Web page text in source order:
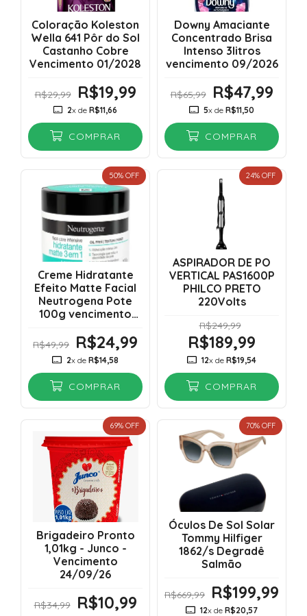
Coloração Koleston
Wella 641 Pôr do Sol
Castanho Cobre
Vencimento 01/2028
R$29,99 R$19,99
2x deR$11,66
COMPRAR
Downy Amaciante
Concentrado Brisa
Intenso 3litros
vencimento 09/2026
R$65,99 R$47,99
5x de R$11,50
COMPRAR
50% OFF
Creme Hidratante
Efeito Matte Facial
Neutrogena Pote
100g vencimento
R$49,99 R$24,99
2x de R$14,58
COMPRAR
24% OFF
ASPIRADOR DE PO
VERTICAL PAS1600P
PHILCO PRETO
220Volts
R$249,99
R$189,99
12x de R$19,54
COMPRAR
69% OFF
Brigadeiro Pronto
1,01kg - Junco -
Vencimento
24/09/26
R$34,99 R$10,99
70% OFF
Óculos De Sol Solar
Tommy Hilfiger
1862/s Degradê
Salmão
R$669,99 R$199,99
12x de R$20,57